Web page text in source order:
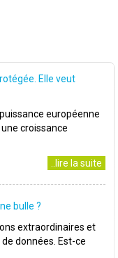
Elle veut
européenne
croissance
..lire la suite
bulle ?
extraordinaires et
données. Est-ce